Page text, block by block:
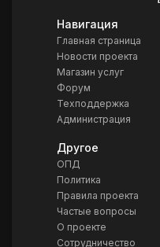
Навигация
Главная страница
Новости проекта
Магазин услуг
Форум
Техподдержка
Администрация
Другое
ОПД
Политика
Правила проекта
Частые вопросы
О проекте
Сотрудничество